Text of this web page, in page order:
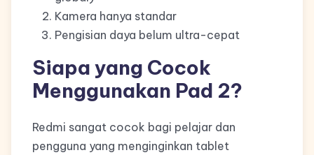
Kamera hanya standar
Pengisian daya belum ultra-cepat
Siapa yang Cocok
Menggunakan Pad 2?
Redmi sangat cocok bagi pelajar dan
pengguna yang menginginkan tablet